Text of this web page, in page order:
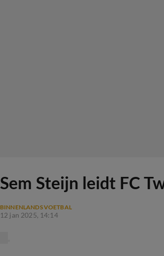
Sem Steijn leidt FC
BINNENLANDS VOETBAL
12 jan 2025, 14:14